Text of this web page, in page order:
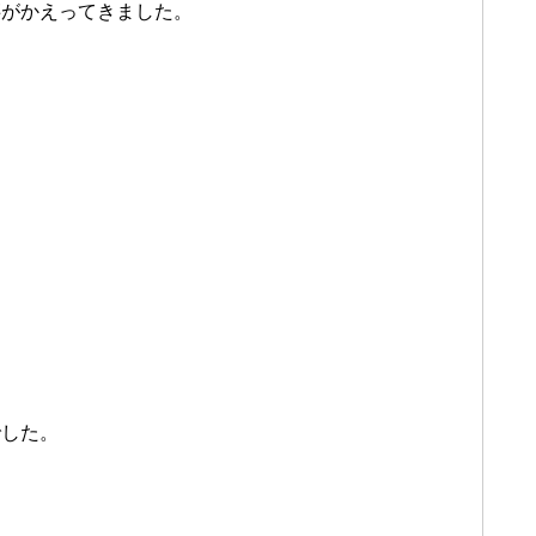
かえってきました。
た。